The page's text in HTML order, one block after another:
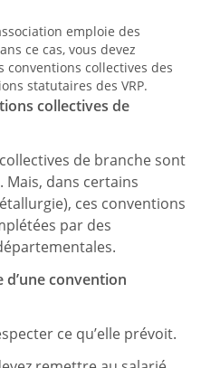
emploie des
ce cas, vous devez
conventions collectives des
statutaires des VRP.
collectives de
de branche sont
Mais, dans certains
ces conventions
par des
convention
ce qu’elle prévoit.